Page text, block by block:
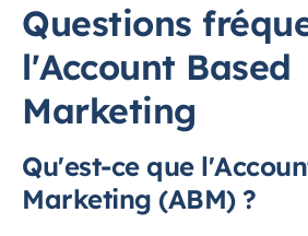
Questions
l'Account Based
Marketing
Qu'est-ce que
Marketing (ABM) ?